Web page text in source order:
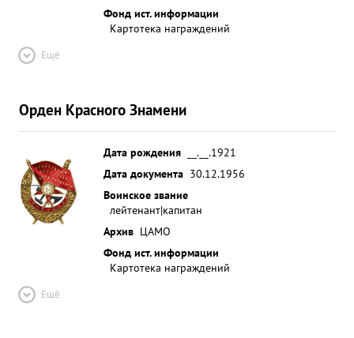
Фонд ист. информации
Картотека награждений
Ещё
Орден Красного Знамени
Дата рождения
__.__.1921
Дата документа 30.12.1956
Воинское звание
лейтенант|капитан
Архив ЦАМО
Фонд ист. информации
Картотека награждений
Ещё